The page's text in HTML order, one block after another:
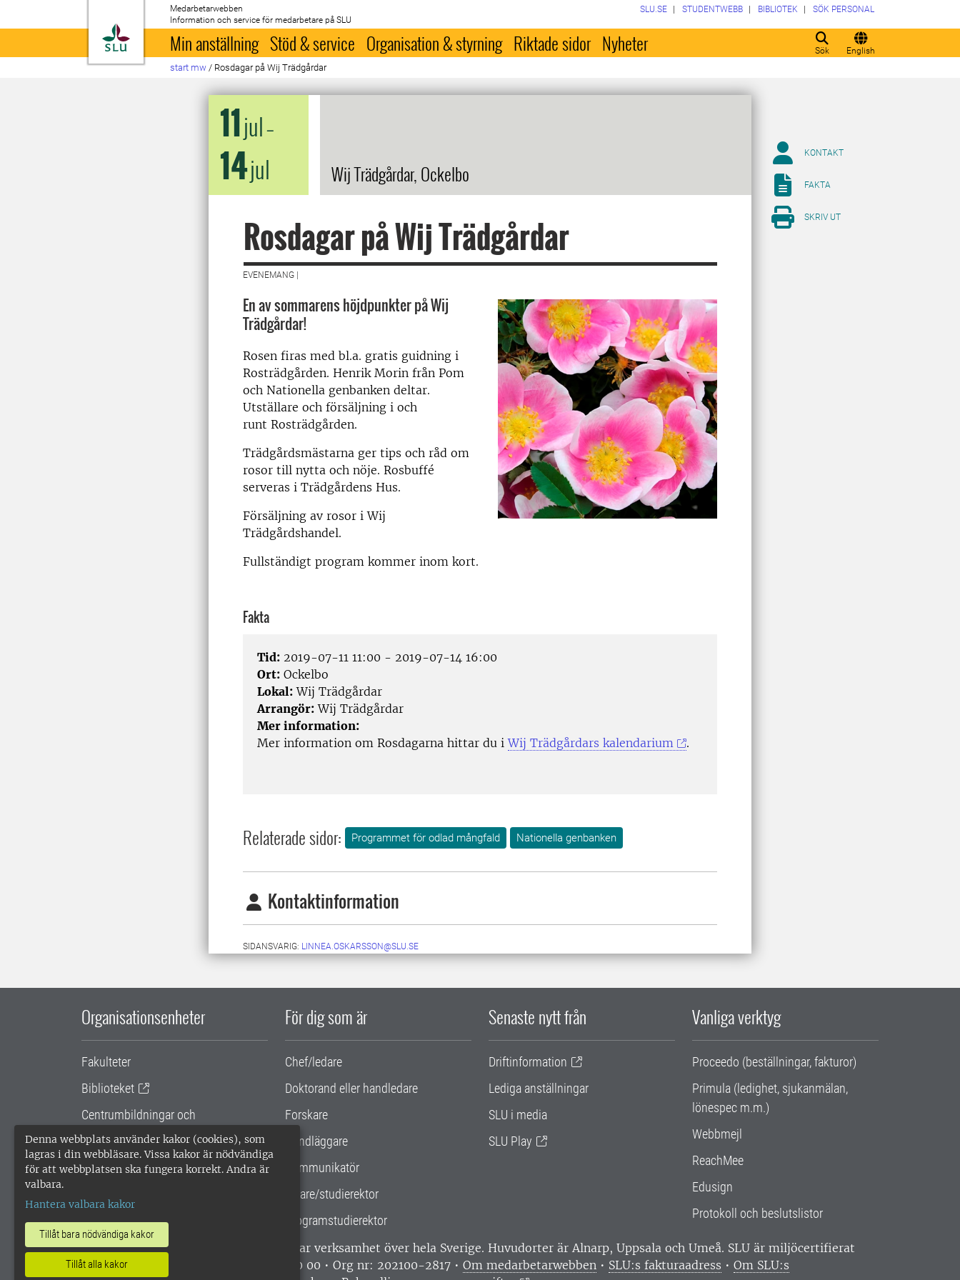
Denna webbplats använder kakor (cookies), som
lagras i din webbläsare. Vissa kakor är nödvändiga
för att webbplatsen ska fungera korrekt. Andra är
valbara.
Hantera valbara kakor
Tillåt bara nödvändiga kakor
Tillåt alla kakor
Till startsida
Medarbetarwebben
Information och service för medarbetare på SLU
Sök English
SLU.SE STUDENTWEBB BIBLIOTEK SÖK PERSONAL
Min anställning Stöd & service Organisation & styrning Riktade sidor Nyheter
start mw / Rosdagar på Wij Trädgårdar
11jul–
14jul Wij Trädgårdar, Ockelbo
Rosdagar på Wij Trädgårdar
EVENEMANG |
En av sommarens höjdpunkter på Wij
Trädgårdar!
Rosen firas med bl.a. gratis guidning i
Rosträdgården. Henrik Morin från Pom
och Nationella genbanken deltar.
Utställare och försäljning i och
runt Rosträdgården.
Trädgårdsmästarna ger tips och råd om
rosor till nytta och nöje. Rosbuffé
serveras i Trädgårdens Hus.
Försäljning av rosor i Wij
Trädgårdshandel.
Fullständigt program kommer inom kort.
Fakta
Tid: 2019-07-11 11:00 - 2019-07-14 16:00
Ort: Ockelbo
Lokal: Wij Trädgårdar
Arrangör: Wij Trädgårdar
Mer information:
Mer information om Rosdagarna hittar du iWij Trädgårdars kalendarium .
Relaterade sidor: Programmet för odlad mångfald Nationella genbanken
Kontaktinformation
SIDANSVARIG: LINNEA.OSKARSSON@SLU.SE
KONTAKT
FAKTA
SKRIV UT
Organisationsenheter
Fakulteter
Biblioteket
Centrumbildningar och
samarbetsprojekt
Gemensamma verksamhetsstödet
För dig som är
Chef/ledare
Doktorand eller handledare
Forskare
Handläggare
Kommunikatör
Lärare/studierektor
Programstudierektor
Senaste nytt från
Driftinformation
Lediga anställningar
SLU i media
SLU Play
Vanliga verktyg
Proceedo (beställningar, fakturor)
Primula (ledighet, sjukanmälan,
lönespec m.m.)
Webbmejl
ReachMee
Edusign
Protokoll och beslutslistor
SLU, Sveriges lantbruksuniversitet, har verksamhet över hela Sverige. Huvudorter är Alnarp, Uppsala och Umeå. SLU är miljöcertifierat
enligt ISO 14001. •
Telefon: 018-67 10 00 • Org nr: 202100-2817 • Om medarbetarwebben • SLU:s fakturaadress • Om SLU:s